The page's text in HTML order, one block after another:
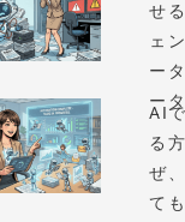
せ
ェ
ー
ータ
AI
る
ぜ
て